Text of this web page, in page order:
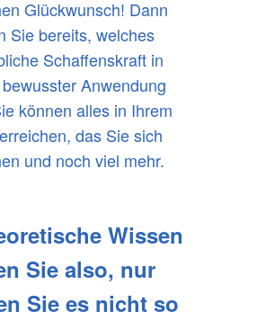
Glückwunsch! Dann
Sie bereits, welches
Schaffenskraft in
Anwendung
können alles in Ihrem
das Sie sich
und noch viel mehr.
Wissen
Sie also, nur
Sie es nicht so